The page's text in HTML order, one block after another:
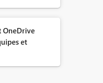
OneDrive
et